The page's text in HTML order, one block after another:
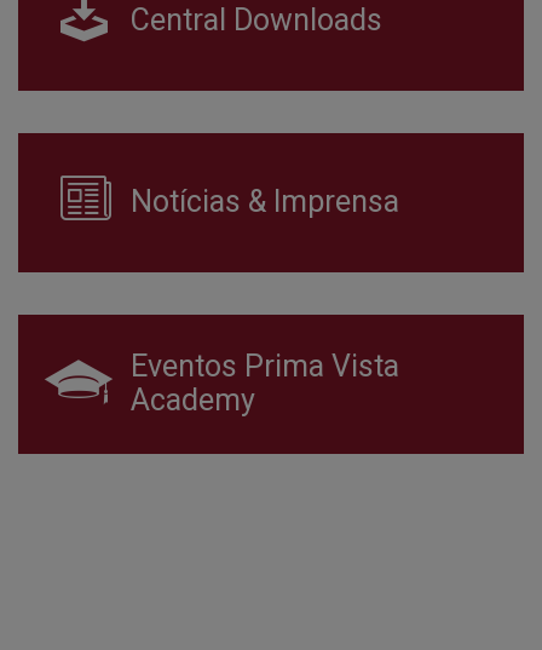
Central Downloads
Notícias & Imprensa
Eventos Prima Vista
Academy